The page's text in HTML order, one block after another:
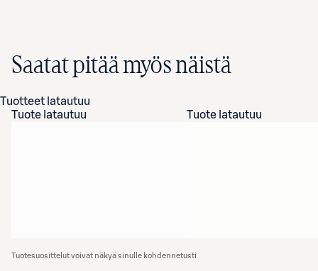
Saatat pitää myös näistä
Tuotteet latautuu
Tuote latautuu
Tuote latautuu
Tuotesuosittelut voivat näkyä sinulle kohdennetusti